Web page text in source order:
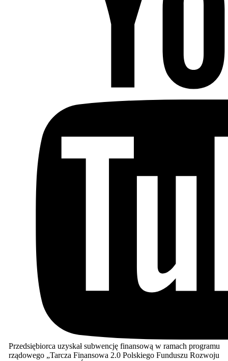
Przedsiębiorca uzyskał subwencję finansową w ramach programu
rządowego „Tarcza Finansowa 2.0 Polskiego Funduszu Rozwoju